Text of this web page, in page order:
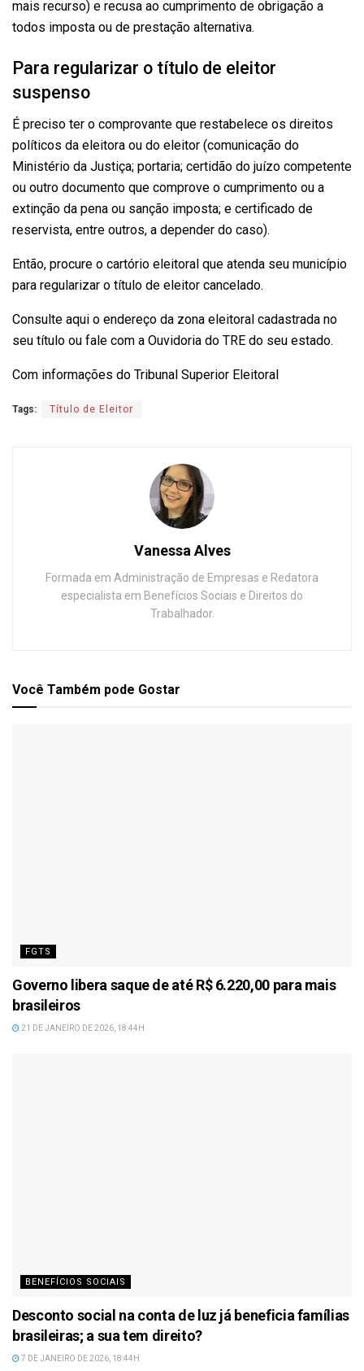
mais recurso) e recusa ao cumprimento de obrigação a
todos imposta ou de prestação alternativa.
Para regularizar o título de eleitor
suspenso
É preciso ter o comprovante que restabelece os direitos
políticos da eleitora ou do eleitor (comunicação do
Ministério da Justiça; portaria; certidão do juízo competente
ou outro documento que comprove o cumprimento ou a
extinção da pena ou sanção imposta; e certificado de
reservista, entre outros, a depender do caso).
Então, procure o cartório eleitoral que atenda seu município
para regularizar o título de eleitor cancelado.
Consulte aqui o endereço da zona eleitoral cadastrada no
seu título ou fale com a Ouvidoria do TRE do seu estado.
Com informações do Tribunal Superior Eleitoral
Tags: Título de Eleitor
Vanessa Alves
Formada em Administração de Empresas e Redatora
especialista em Benefícios Sociais e Direitos do
Trabalhador.
Você Também pode Gostar
FGTS
Governo libera saque de até R$ 6.220,00 para mais
brasileiros
21 DE JANEIRO DE 2026, 18:44H
BENEFÍCIOS SOCIAIS
Desconto social na conta de luz já beneficia famílias
brasileiras; a sua tem direito?
7 DE JANEIRO DE 2026, 18:44H